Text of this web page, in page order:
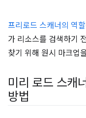
프리로드 스캐너의 역
가 리소스를 검색하기
찾기 위해 원시 마크업
미리 로드 스캐
방법